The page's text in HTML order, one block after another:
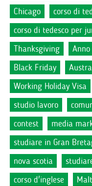
Chicago
corso di
corso di tedesco per
Thanksgiving
Black Friday
Working Holiday Visa
studio lavoro
contest
media
studiare in Gran
nova scotia
corso d'inglese